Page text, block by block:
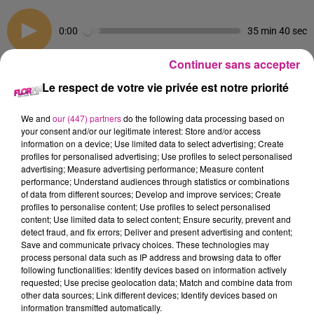
0:00 35 min 40 sec
6 novembre 2025 - 35 min 40 sec
LE 7-10 DU 6 NOVEMBRE
Retrouvez les meilleurs moments du 7-10 Alsace avec
Cheminette à Niderergheim, la toirture de votre maison de A
à Z.
Le respect de votre vie privée est notre priorité
We and our (447) partnersdo the following data processing based on
your consent and/or our legitimate interest: Store and/or access
information on a device; Use limited data to select advertising; Create
profiles for personalised advertising; Use profiles to select personalised
advertising; Measure advertising performance; Measure content
performance; Understand audiences through statistics or combinations
of data from different sources; Develop and improve services; Create
profiles to personalise content; Use profiles to select personalised
content; Use limited data to select content; Ensure security, prevent and
detect fraud, and fix errors; Deliver and present advertising and content;
Save and communicate privacy choices. These technologies may
process personal data such as IP address and browsing data to offer
following functionalities: Identify devices based on information actively
requested; Use precise geolocation data; Match and combine data from
other data sources; Link different devices; Identify devices based on
information transmitted automatically.
Continuer sans accepter